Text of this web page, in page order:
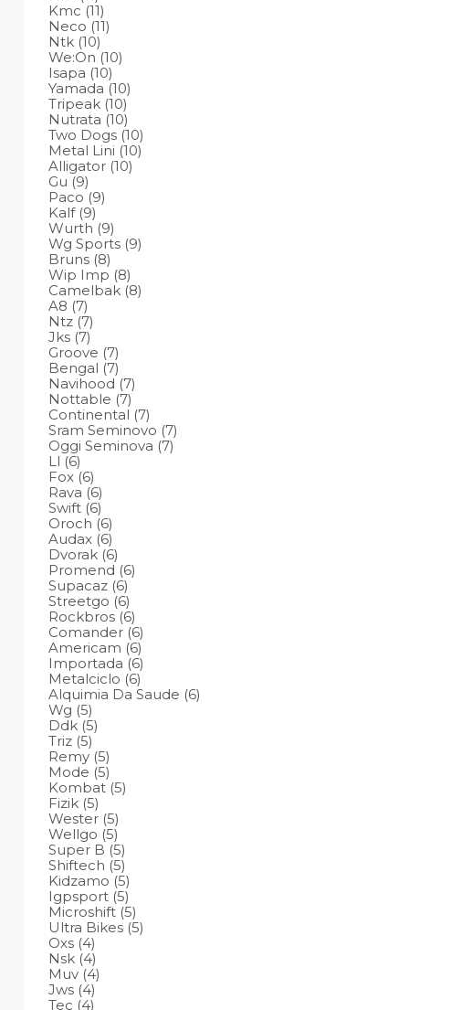
Kmc (11)
Neco (11)
Ntk (10)
We:On (10)
Isapa (10)
Yamada (10)
Tripeak (10)
Nutrata (10)
Two Dogs (10)
Metal Lini (10)
Alligator (10)
Gu (9)
Paco (9)
Kalf (9)
Wurth (9)
Wg Sports (9)
Bruns (8)
Wip Imp (8)
Camelbak (8)
A8 (7)
Ntz (7)
Jks (7)
Groove (7)
Bengal (7)
Navihood (7)
Nottable (7)
Continental (7)
Sram Seminovo (7)
Oggi Seminova (7)
Ll (6)
Fox (6)
Rava (6)
Swift (6)
Oroch (6)
Audax (6)
Dvorak (6)
Promend (6)
Supacaz (6)
Streetgo (6)
Rockbros (6)
Comander (6)
Americam (6)
Importada (6)
Metalciclo (6)
Alquimia Da Saude (6)
Wg (5)
Ddk (5)
Triz (5)
Remy (5)
Mode (5)
Kombat (5)
Fizik (5)
Wester (5)
Wellgo (5)
Super B (5)
Shiftech (5)
Kidzamo (5)
Igpsport (5)
Microshift (5)
Ultra Bikes (5)
Oxs (4)
Nsk (4)
Muv (4)
Jws (4)
Tec (4)